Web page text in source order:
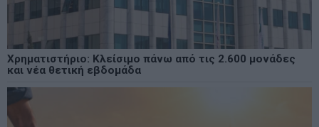
Χρηματιστήριο: Κλείσιμο πάνω από τις 2.600 μονάδες
και νέα θετική εβδομάδα